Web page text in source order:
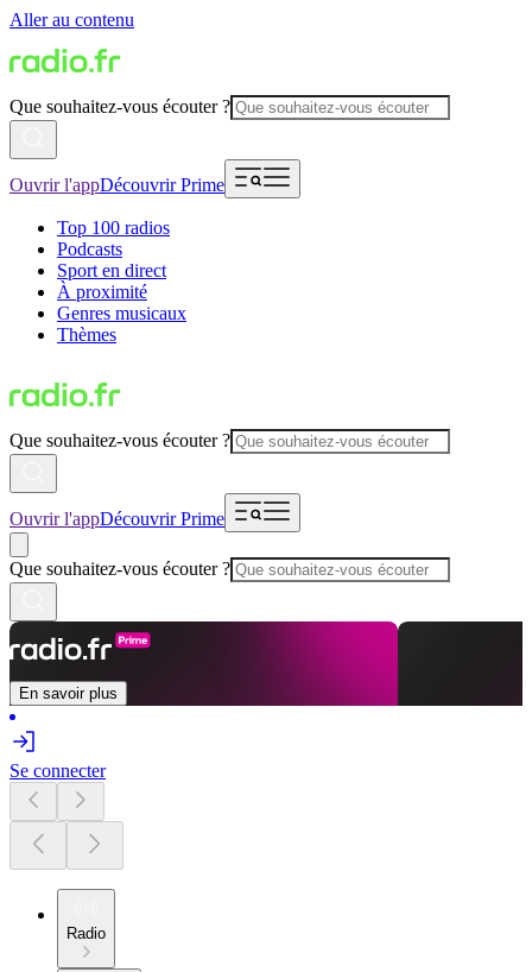
Aller au contenu
Que souhaitez-vous écouter ?
Ouvrir l'appDécouvrir Prime
Top 100 radios
Podcasts
Sport en direct
À proximité
Genres musicaux
Thèmes
Que souhaitez-vous écouter ?
Ouvrir l'appDécouvrir Prime
Que souhaitez-vous écouter ?
En savoir plus
Se connecter
Radio